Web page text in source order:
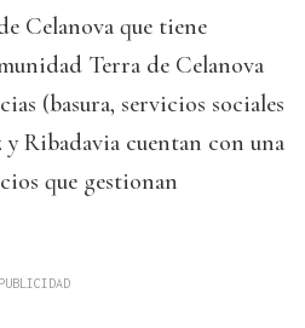
Celanova que tiene
Terra de Celanova
(basura, servicios sociales
Ribadavia cuentan con una
que gestionan